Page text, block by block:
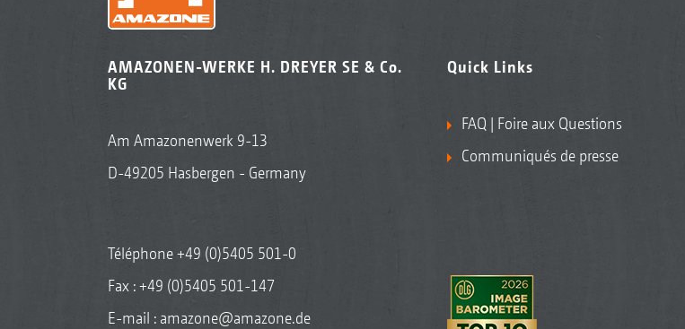
AMAZONEN-WERKE H. DREYER SE & Co.
KG
Am Amazonenwerk 9-13
D-49205 Hasbergen - Germany
Téléphone+49 (0)5405 501-0
Fax : +49 (0)5405 501-147
E-mail : amazone@amazone.de
Quick Links
FAQ | Foire aux Questions
Communiqués de presse